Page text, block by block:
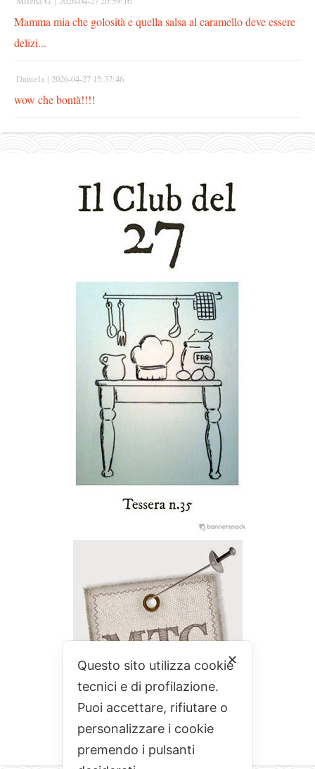
Mamma mia che golosità e quella salsa al caramello deve essere
delizi...
Daniela | 2026-04-27 15:37:46
wow che bontà!!!!
✕
Questo sito utilizza cookie
tecnici e di profilazione.
Puoi accettare, rifiutare o
personalizzare i cookie
premendo i pulsanti